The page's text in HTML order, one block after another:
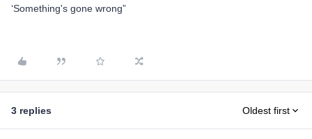
‘Something's gone wrong”
3 replies Oldest first